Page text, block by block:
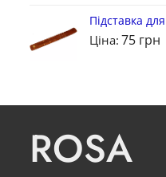
Підставка
Ціна: 75 грн
ROSA